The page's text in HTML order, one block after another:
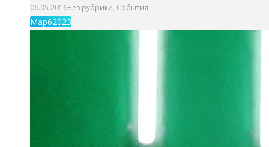
06.05.2016Без рубрики, События
Мар62023